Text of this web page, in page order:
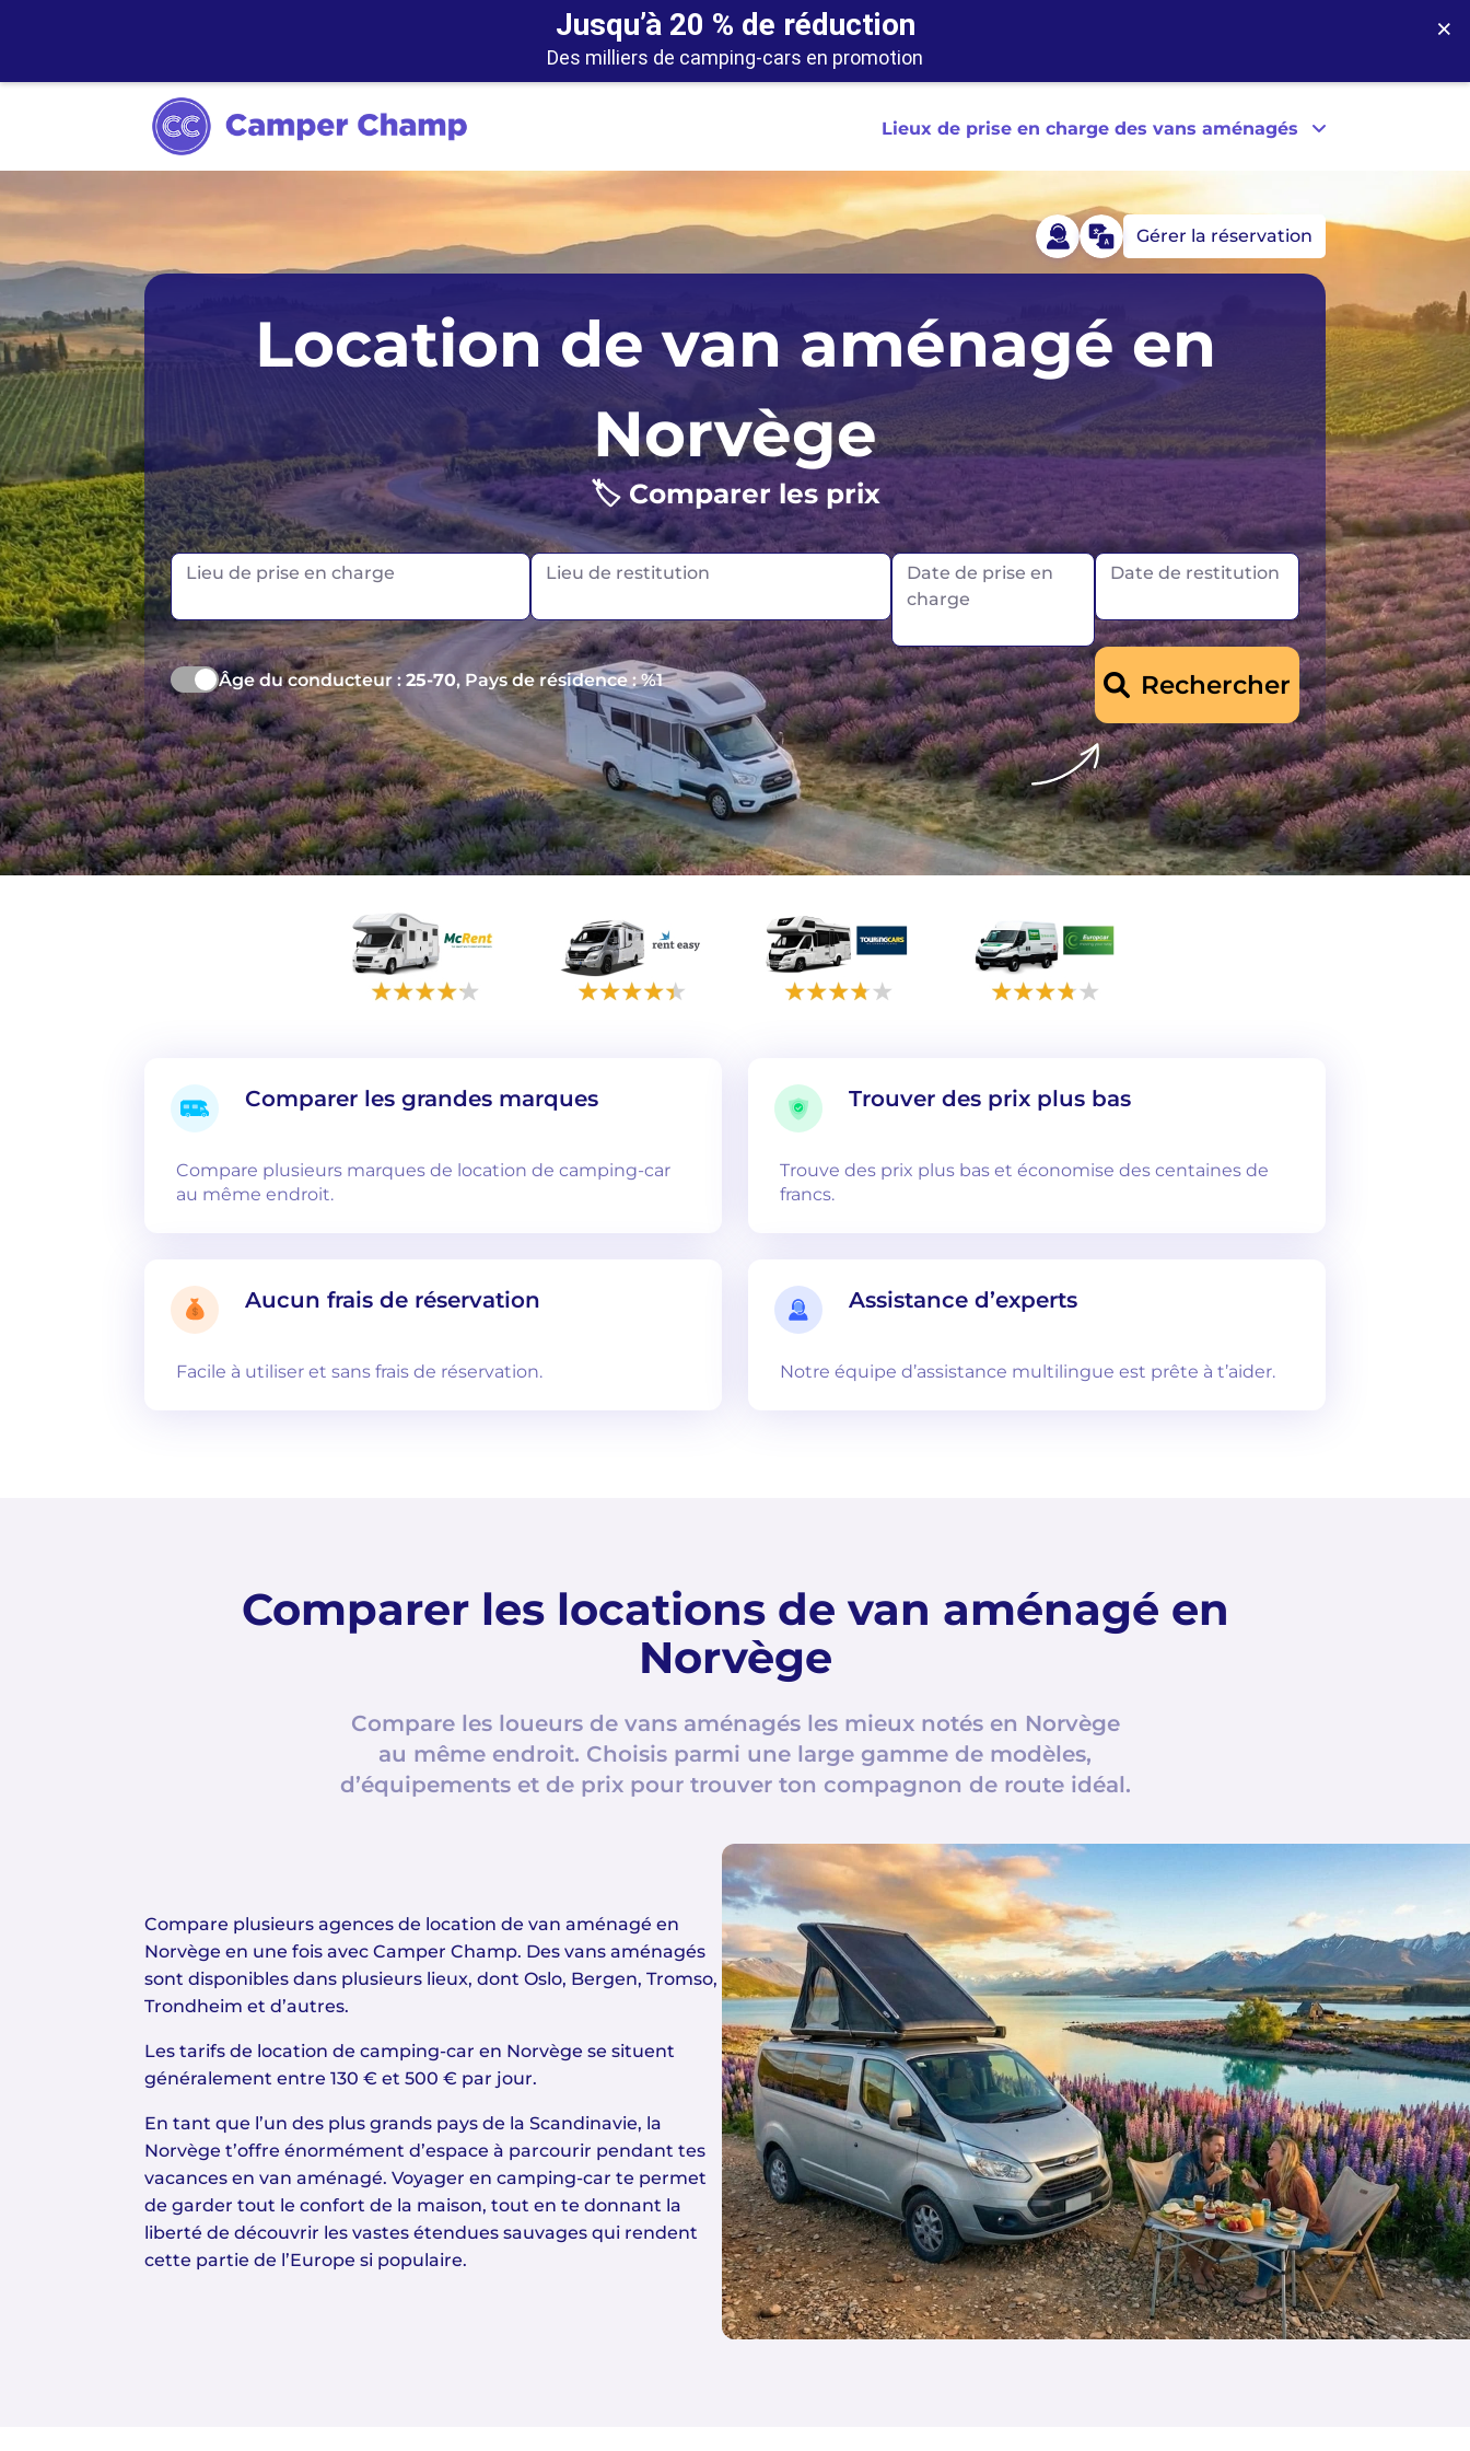
Jusqu’à 20 % de réduction
Des milliers de camping-cars en promotion
×
Lieux de prise en charge des vans aménagés
Adélaïde
Alice Springs
Brisbane
Broome
Cairns
Gold Coast
Launceston
Melbourne
Sydney Christchurch
Queenstown
Wellington
Allemagne
Irlande
Norvège
Royaume-Uni
États-Unis
Gérer la réservation
Location de van aménagé en
Norvège
🏷️ Comparer les prix
Lieu de prise en charge Lieu de restitution
Date de prise en
charge
Date de restitution
Âge du conducteur : 25-70, Pays de résidence : %1 Rechercher
Comparer les grandes marques
Compare plusieurs marques de location de camping-car
au même endroit.
Trouver des prix plus bas
Trouve des prix plus bas et économise des centaines de
francs.
Aucun frais de réservation
Facile à utiliser et sans frais de réservation.
Assistance d’experts
Notre équipe d’assistance multilingue est prête à t’aider.
Comparer les locations de van aménagé en
Norvège
Compare les loueurs de vans aménagés les mieux notés en Norvège
au même endroit. Choisis parmi une large gamme de modèles,
d’équipements et de prix pour trouver ton compagnon de route idéal.
Compare plusieurs agences de location de van aménagé en
Norvège en une fois avec Camper Champ. Des vans aménagés
sont disponibles dans plusieurs lieux, dont Oslo, Bergen, Tromso,
Trondheim et d’autres.
Les tarifs de location de camping-car en Norvège se situent
généralement entre 130 € et 500 € par jour.
En tant que l’un des plus grands pays de la Scandinavie, la
Norvège t’offre énormément d’espace à parcourir pendant tes
vacances en van aménagé. Voyager en camping-car te permet
de garder tout le confort de la maison, tout en te donnant la
liberté de découvrir les vastes étendues sauvages qui rendent
cette partie de l’Europe si populaire.